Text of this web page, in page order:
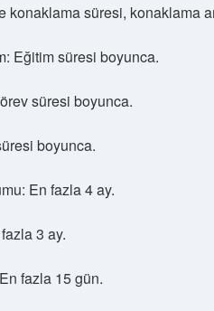
konaklama süresi, konaklama
Eğitim süresi boyunca.
süresi boyunca.
boyunca.
En fazla 4 ay.
3 ay.
fazla 15 gün.